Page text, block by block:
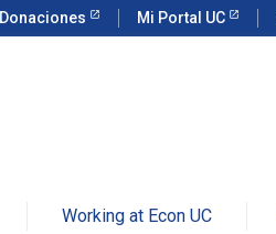
Donaciones Mi Portal UC
Working at Econ UC